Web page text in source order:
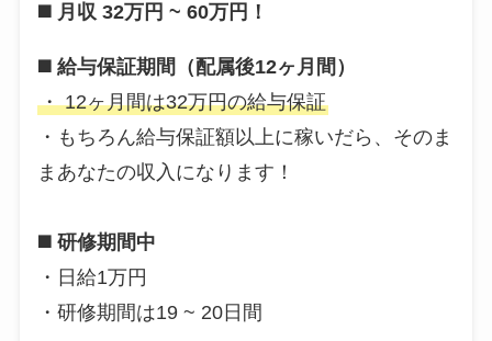
◼️ 月収 32万円 ~ 60万円！
◼️ 給与保証期間（配属後12ヶ月間）
・ 12ヶ月間は32万円の給与保証
・もちろん給与保証額以上に稼いだら、そのま
まあなたの収入になります！
◼️ 研修期間中
・日給1万円
・研修期間は19 ~ 20日間